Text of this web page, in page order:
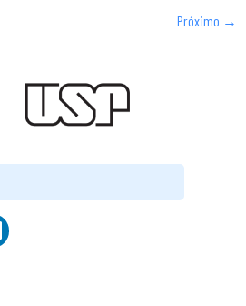
Próximo →